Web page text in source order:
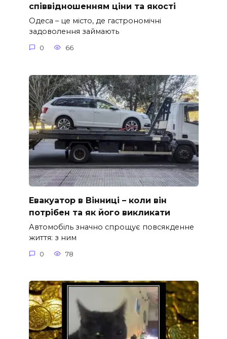
співвідношенням ціни та якості
Одеса – це місто, де гастрономічні
задоволення займають
0 66
Евакуатор в Вінниці – коли він
потрібен та як його викликати
Автомобіль значно спрощує повсякденне
життя: з ним
0 78